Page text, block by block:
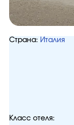
Страна: Италия
Класс отеля: